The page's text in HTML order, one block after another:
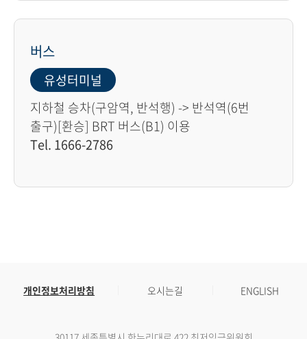
버스
유성터미널
지하철 승차(구암역, 반석행) -> 반석역(6번
출구)[환승] BRT 버스(B1) 이용
Tel. 1666-2786
개인정보처리방침 오시는길 ENGLISH